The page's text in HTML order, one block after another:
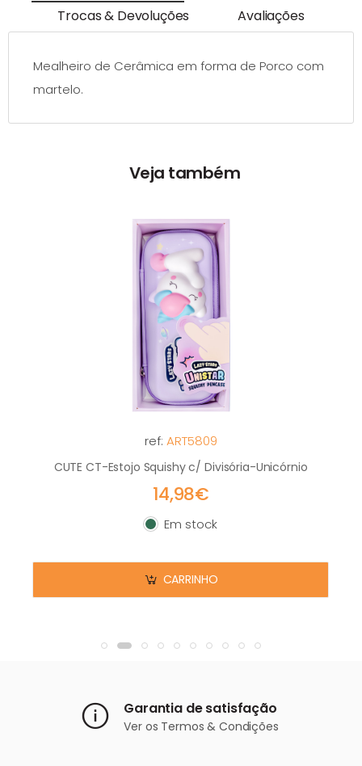
Trocas & Devoluções
Avaliações
Mealheiro de Cerâmica em forma de Porco com
martelo.
Veja também
ref: ART5809
CUTE CT-Estojo Squishy c/ Divisória-Unicórnio
14,98€
Em stock
Em stock
CARRINHO
Garantia de satisfação
Ver os Termos & Condições